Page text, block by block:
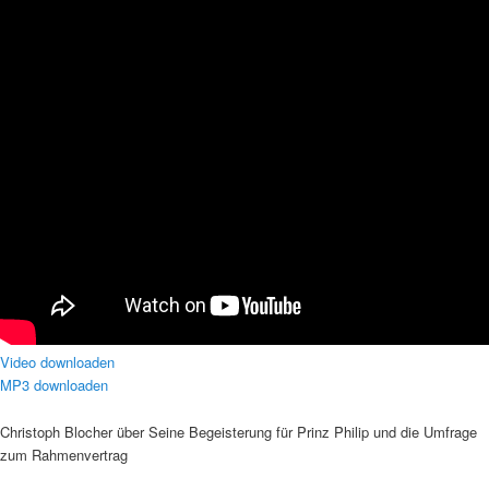
Video downloaden
MP3 downloaden
Christoph Blocher über Seine Begeisterung für Prinz Philip und die Umfrage
zum Rahmenvertrag